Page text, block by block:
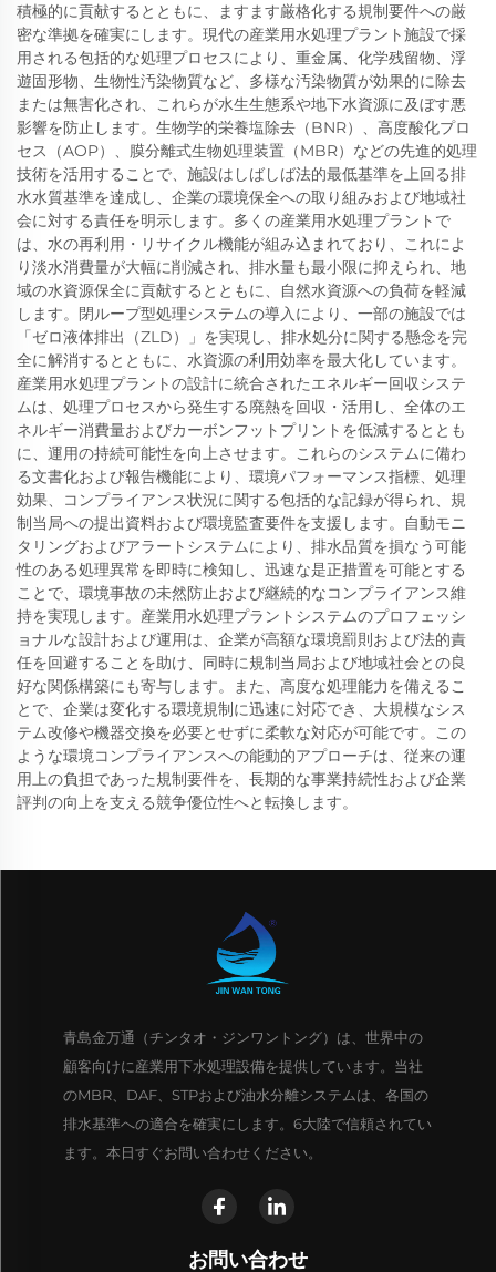
積極的に貢献するとともに、ますます厳格化する規制要件への厳
密な準拠を確実にします。現代の産業用水処理プラント施設で採
用される包括的な処理プロセスにより、重金属、化学残留物、浮
遊固形物、生物性汚染物質など、多様な汚染物質が効果的に除去
または無害化され、これらが水生生態系や地下水資源に及ぼす悪
影響を防止します。生物学的栄養塩除去（BNR）、高度酸化プロ
セス（AOP）、膜分離式生物処理装置（MBR）などの先進的処理
技術を活用することで、施設はしばしば法的最低基準を上回る排
水水質基準を達成し、企業の環境保全への取り組みおよび地域社
会に対する責任を明示します。多くの産業用水処理プラントで
は、水の再利用・リサイクル機能が組み込まれており、これによ
り淡水消費量が大幅に削減され、排水量も最小限に抑えられ、地
域の水資源保全に貢献するとともに、自然水資源への負荷を軽減
します。閉ループ型処理システムの導入により、一部の施設では
「ゼロ液体排出（ZLD）」を実現し、排水処分に関する懸念を完
全に解消するとともに、水資源の利用効率を最大化しています。
産業用水処理プラントの設計に統合されたエネルギー回収システ
ムは、処理プロセスから発生する廃熱を回収・活用し、全体のエ
ネルギー消費量およびカーボンフットプリントを低減するととも
に、運用の持続可能性を向上させます。これらのシステムに備わ
る文書化および報告機能により、環境パフォーマンス指標、処理
効果、コンプライアンス状況に関する包括的な記録が得られ、規
制当局への提出資料および環境監査要件を支援します。自動モニ
タリングおよびアラートシステムにより、排水品質を損なう可能
性のある処理異常を即時に検知し、迅速な是正措置を可能とする
ことで、環境事故の未然防止および継続的なコンプライアンス維
持を実現します。産業用水処理プラントシステムのプロフェッシ
ョナルな設計および運用は、企業が高額な環境罰則および法的責
任を回避することを助け、同時に規制当局および地域社会との良
好な関係構築にも寄与します。また、高度な処理能力を備えるこ
とで、企業は変化する環境規制に迅速に対応でき、大規模なシス
テム改修や機器交換を必要とせずに柔軟な対応が可能です。この
ような環境コンプライアンスへの能動的アプローチは、従来の運
用上の負担であった規制要件を、長期的な事業持続性および企業
評判の向上を支える競争優位性へと転換します。
青島金万通（チンタオ・ジンワントング）は、世界中の
顧客向けに産業用下水処理設備を提供しています。当社
のMBR、DAF、STPおよび油水分離システムは、各国の
排水基準への適合を確実にします。6大陸で信頼されてい
ます。本日すぐお問い合わせください。
お問い合わせ